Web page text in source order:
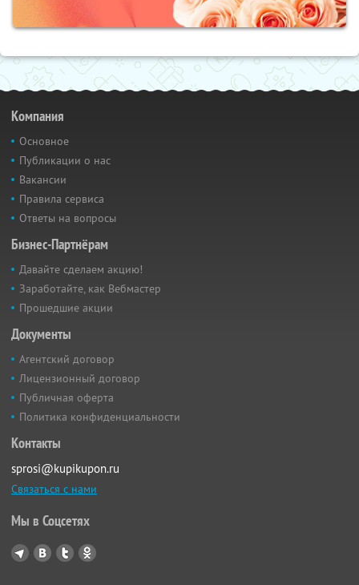
Компания
Основное
Публикации о нас
Вакансии
Правила сервиса
Ответы на вопросы
Бизнес-Партнёрам
Давайте сделаем акцию!
Заработайте, как Вебмастер
Прошедшие акции
Документы
Агентский договор
Лицензионный договор
Публичная оферта
Политика конфиденциальности
Контакты
sprosi@kupikupon.ru
Связаться с нами
Мы в Соцсетях